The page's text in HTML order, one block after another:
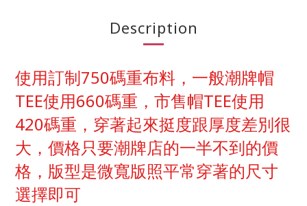
Description
使用訂制750碼重布料，一般潮牌帽
TEE使用660碼重，市售帽TEE使用
420碼重，穿著起來挺度跟厚度差別很
大，價格只要潮牌店的一半不到的價
格，版型是微寬版照平常穿著的尺寸
選擇即可